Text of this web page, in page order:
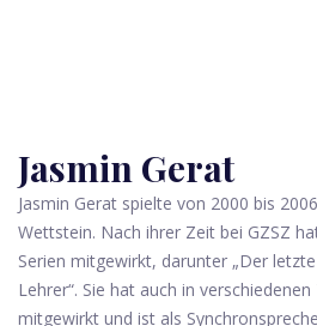
Jasmin Gerat
Jasmin Gerat spielte von 2000 bis
Wettstein. Nach ihrer Zeit bei GZSZ
Serien mitgewirkt, darunter „Der
Lehrer“. Sie hat auch in
mitgewirkt und ist als